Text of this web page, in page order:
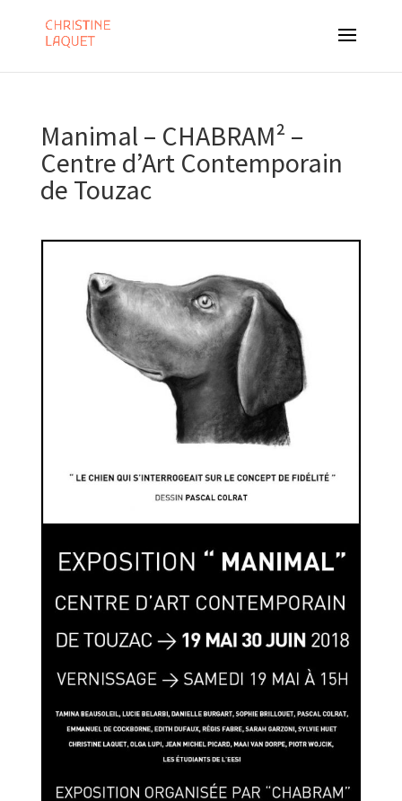
Manimal – CHABRAM² –
Centre d’Art Contemporain
de Touzac